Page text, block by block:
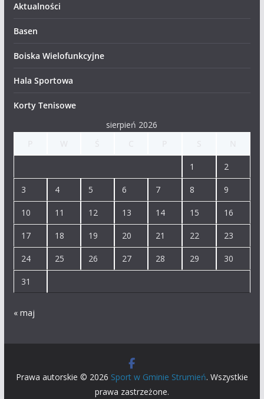
Aktualności
Basen
Boiska Wielofunkcyjne
Hala Sportowa
Korty Tenisowe
sierpień 2026
1 2
3 4 5 6 7 8 9
10 11 12 13 14 15 16
17 18 19 20 21 22 23
24 25 26 27 28 29 30
31
« maj
Prawa autorskie © 2026 Sport w Gminie Strumień. Wszystkie
prawa zastrzeżone.